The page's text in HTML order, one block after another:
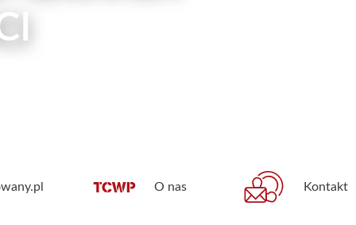
O nas Kontakt